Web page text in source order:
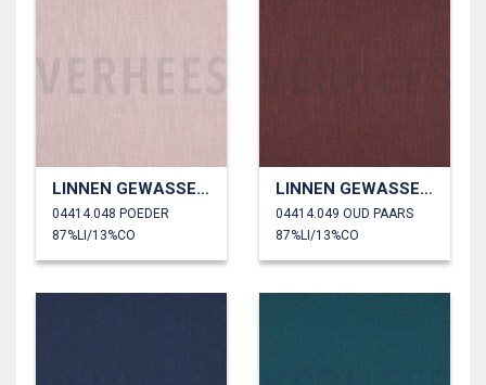
LINNEN GEWASSEN 230 GM2
04414.048 POEDER
87%LI/13%CO
LINNEN GEWASSEN 230 GM2
04414.049 OUD PAARS
87%LI/13%CO